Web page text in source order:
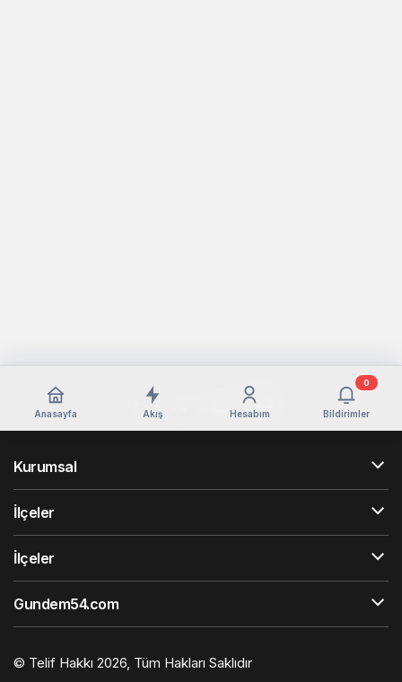
Anasayfa Akış Hesabım Bildirimler
0
Kurumsal
İlçeler
İlçeler
Gundem54.com
© Telif Hakkı 2026, Tüm Hakları Saklıdır